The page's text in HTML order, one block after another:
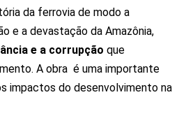
da ferrovia de modo a
e a devastação da Amazônia,
e a corrupção que
A obra é uma importante
impactos do desenvolvimento na